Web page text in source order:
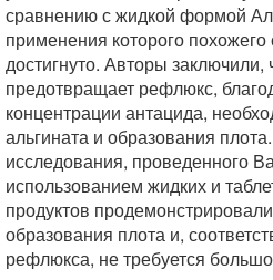
сравнению с жидкой формой
применения которого
достигнуто. Авторы заключили,
предотвращает рефлюкс,
концентрации антацида,
альгината и образования
исследования, проведенного
использованием жидких и
продуктов
образования плота и,
рефлюкса, не требуется